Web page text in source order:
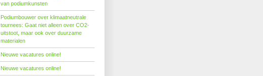
van podiumkunsten
Podiumbouwer over klimaatneutrale
tournees: Gaat niet alleen over CO2-
uitstoot, maar ook over duurzame
materialen
Nieuwe vacatures online!
Nieuwe vacatures online!